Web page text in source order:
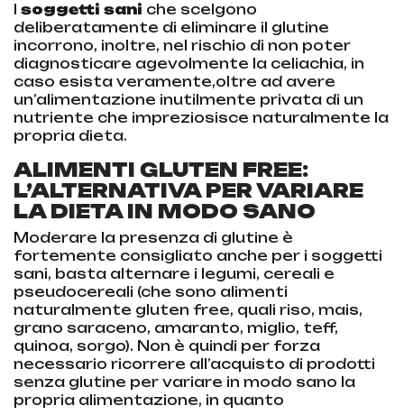
soggetti sani che scelgono
deliberatamente di eliminare il glutine
incorrono, inoltre, nel rischio di non poter
diagnosticare agevolmente la celiachia, in
caso esista veramente,oltre ad avere
un’alimentazione inutilmente privata di un
nutriente che impreziosisce naturalmente la
propria dieta.
ALIMENTI GLUTEN FREE:
L’ALTERNATIVA PER VARIARE
LA DIETA IN MODO SANO
Moderare la presenza di glutine è
fortemente consigliato anche per i soggetti
sani, basta alternare i legumi, cereali e
pseudocereali (che sono alimenti
naturalmente gluten free, quali riso, mais,
grano saraceno, amaranto, miglio, teff,
quinoa, sorgo). Non è quindi per forza
necessario ricorrere all’acquisto di prodotti
senza glutine per variare in modo sano la
propria alimentazione, in quanto